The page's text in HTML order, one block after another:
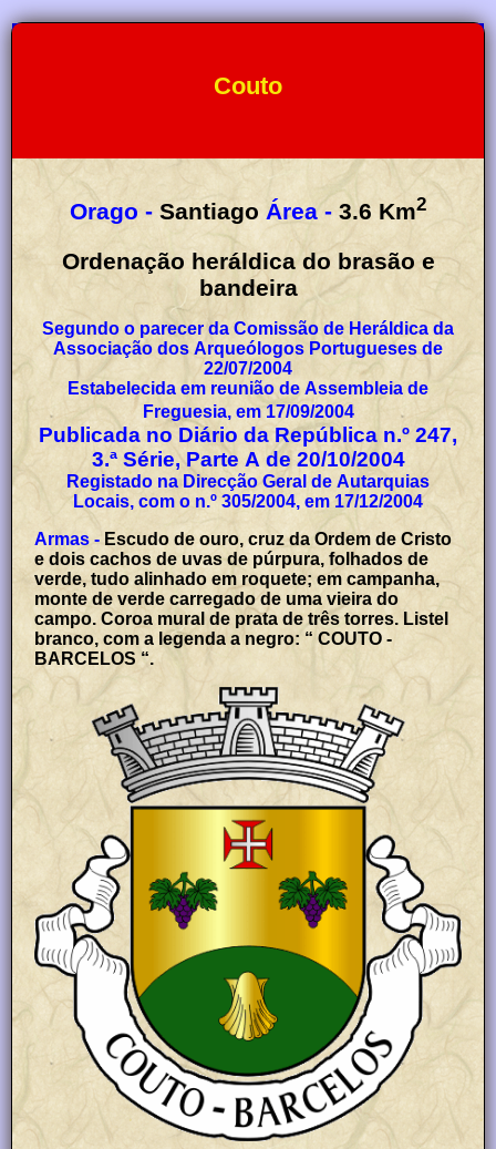
Couto
Orago - Santiago Área - 3.6 Km2
Ordenação heráldica do brasão e
bandeira
Segundo o parecer da Comissão de Heráldica da
Associação dos Arqueólogos Portugueses de
22/07/2004
Estabelecida em reunião de Assembleia de
Freguesia, em 17/09/2004
Publicada no Diário da República n.º 247,
3.ª Série, Parte A de 20/10/2004
Registado na Direcção Geral de Autarquias
Locais, com o n.º 305/2004, em 17/12/2004
Armas - Escudo de ouro, cruz da Ordem de Cristo
e dois cachos de uvas de púrpura, folhados de
verde, tudo alinhado em roquete; em campanha,
monte de verde carregado de uma vieira do
campo. Coroa mural de prata de três torres. Listel
branco, com a legenda a negro: “ COUTO -
BARCELOS “.